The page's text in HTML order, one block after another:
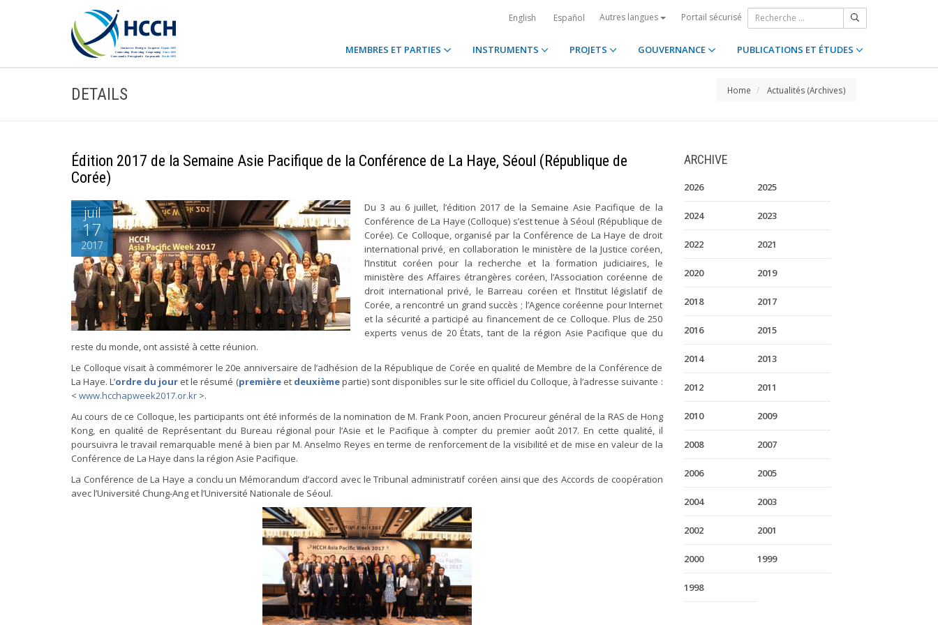
English Español Autres langues Portail sécurisé
MEMBRES ET PARTIES INSTRUMENTS PROJETS GOUVERNANCE PUBLICATIONS ET ÉTUDES
DETAILS Home Actualités (Archives)
Édition 2017 de la Semaine Asie Pacifique de la Conférence de La Haye, Séoul (République de
Corée)
juil
17
2017
Du 3 au 6 juillet, l’édition 2017 de la Semaine Asie Pacifique de la
Conférence de La Haye (Colloque) s’est tenue à Séoul (République de
Corée). Ce Colloque, organisé par la Conférence de La Haye de droit
international privé, en collaboration le ministère de la Justice coréen,
l’Institut coréen pour la recherche et la formation judiciaires, le
ministère des Affaires étrangères coréen, l’Association coréenne de
droit international privé, le Barreau coréen et l’Institut législatif de
Corée, a rencontré un grand succès ; l’Agence coréenne pour Internet
et la sécurité a participé au financement de ce Colloque. Plus de 250
experts venus de 20 États, tant de la région Asie Pacifique que du
reste du monde, ont assisté à cette réunion.
Le Colloque visait à commémorer le 20e anniversaire de l’adhésion de la République de Corée en qualité de Membre de la Conférence de
La Haye. L’ordre du jour et le résumé (premièreet deuxièmepartie) sont disponibles sur le site officiel du Colloque, à l’adresse suivante :
< www.hcchapweek2017.or.kr >.
Au cours de ce Colloque, les participants ont été informés de la nomination de M. Frank Poon, ancien Procureur général de la RAS de Hong
Kong, en qualité de Représentant du Bureau régional pour l’Asie et le Pacifique à compter du premier août 2017. En cette qualité, il
poursuivra le travail remarquable mené à bien par M. Anselmo Reyes en terme de renforcement de la visibilité et de mise en valeur de la
Conférence de La Haye dans la région Asie Pacifique.
La Conférence de La Haye a conclu un Mémorandum d’accord avec le Tribunal administratif coréen ainsi que des Accords de coopération
avec l’Université Chung-Ang et l’Université Nationale de Séoul.
ARCHIVE
2026 2025
2024 2023
2022 2021
2020 2019
2018 2017
2016 2015
2014 2013
2012 2011
2010 2009
2008 2007
2006 2005
2004 2003
2002 2001
2000 1999
1998